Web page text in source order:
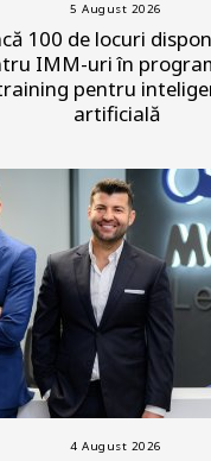
5 August 2026
100 de locuri
IMM-uri în
pentru
artificială
4 August 2026